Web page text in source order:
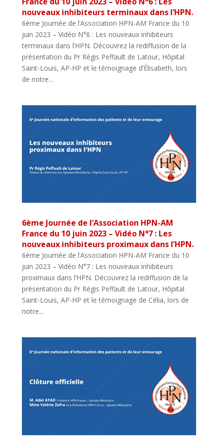
nouveaux inhibiteurs terminaux dans l’HPN.
6ème Journée de l’Association HPN-AM France du 10
juin 2023 – Vidéo N°6 : Les nouveaux inhibiteurs
terminaux dans l’HPN. Découvrez la rediffusion de la
présentation du Pr Régis Peffault de Latour, Hôpital
Saint-Louis, AP-HP et le témoignage d’Élisabeth, lors
de notre...
6ème Journée de l’Association HPN-AM
France du 10 juin 2023 – Vidéo N°7 : Les
nouveaux inhibiteurs proximaux dans l’HPN.
6ème Journée de l’Association HPN-AM France du 10
juin 2023 – Vidéo N°7 : Les nouveaux inhibiteurs
proximaux dans l’HPN. Découvrez la rediffusion de la
présentation du Pr Régis Peffault de Latour, Hôpital
Saint-Louis, AP-HP et le témoignage de Célia, lors de
notre...